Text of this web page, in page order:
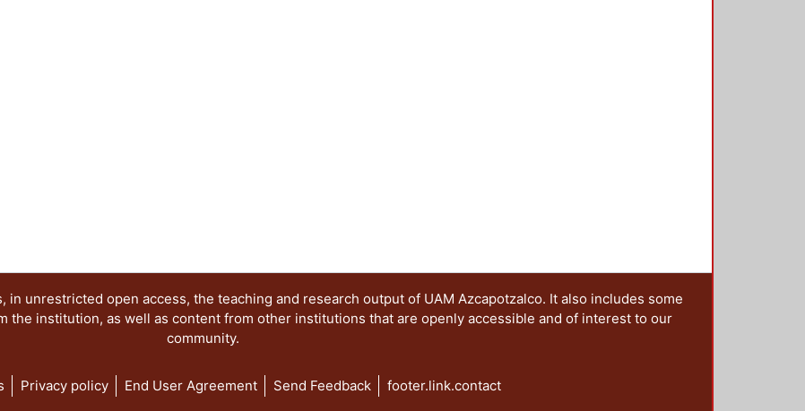
unrestricted open access, the teaching and research output of UAM Azcapotzalco. It also includes some
the institution, as well as content from other institutions that are openly accessible and of interest to our
community.
Privacy policy End User Agreement Send Feedback footer.link.contact